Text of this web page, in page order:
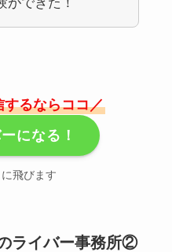
るならココ／
になる！
飛びます
ライバー事務所②